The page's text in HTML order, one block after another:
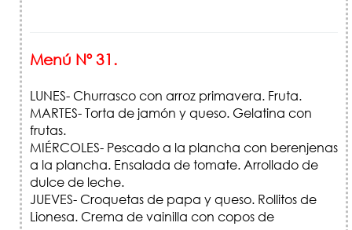
Menú Nº 31.
LUNES- Churrasco con arroz primavera. Fruta.
MARTES- Torta de jamón y queso. Gelatina con
frutas.
MIÉRCOLES- Pescado a la plancha con berenjenas
a la plancha. Ensalada de tomate. Arrollado de
dulce de leche.
JUEVES- Croquetas de papa y queso. Rollitos de
Lionesa. Crema de vainilla con copos de